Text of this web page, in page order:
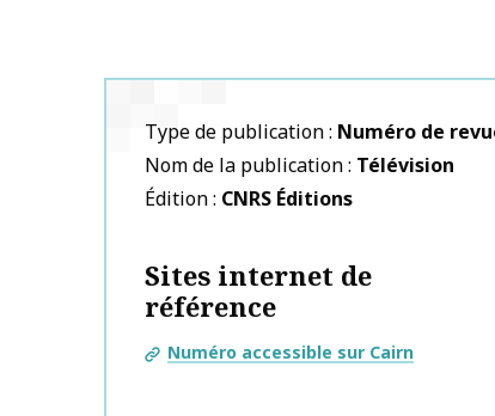
Type de publication Numéro de
Nom de la publication Télévision
Édition CNRS Éditions
Sites internet de
référence
Numéro accessible sur Cairn